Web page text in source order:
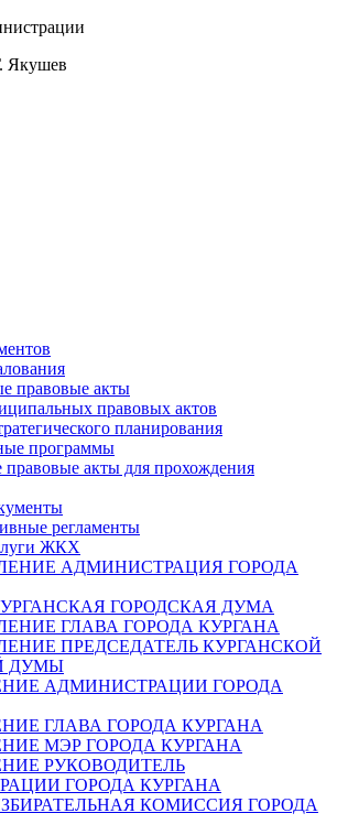
Якушев
правовые акты
правовых актов
планирования
программы
акты для прохождения
регламенты
ЖКХ
АДМИНИСТРАЦИЯ ГОРОДА
ГОРОДСКАЯ ДУМА
ГЛАВА ГОРОДА КУРГАНА
ПРЕДСЕДАТЕЛЬ КУРГАНСКОЙ
ДУМЫ
АДМИНИСТРАЦИИ ГОРОДА
ГЛАВА ГОРОДА КУРГАНА
МЭР ГОРОДА КУРГАНА
РУКОВОДИТЕЛЬ
ГОРОДА КУРГАНА
КОМИССИЯ ГОРОДА